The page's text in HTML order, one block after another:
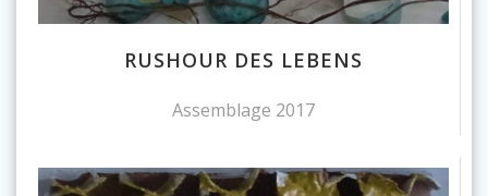
RUSHOUR DES LEBENS
Assemblage 2017